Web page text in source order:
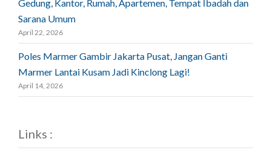
Gedung, Kantor, Rumah, Apartemen, Tempat Ibadah dan
Sarana Umum
April 22, 2026
Poles Marmer Gambir Jakarta Pusat, Jangan Ganti
Marmer Lantai Kusam Jadi Kinclong Lagi!
April 14, 2026
Links :